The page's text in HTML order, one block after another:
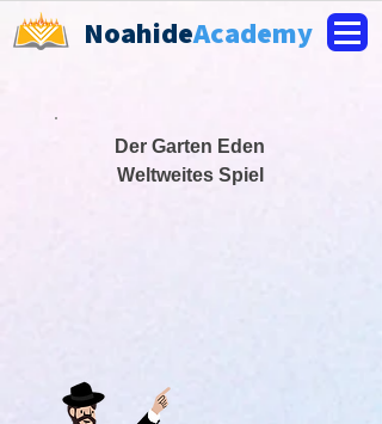
NoahideAcademy
Der Garten Eden
Weltweites Spiel